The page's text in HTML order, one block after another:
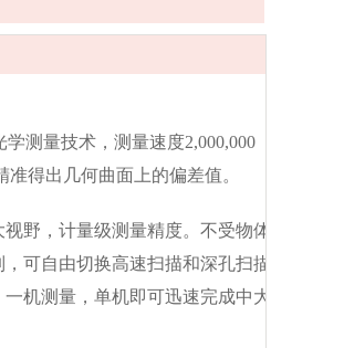
测量技术，测量速度2,000,000
得出几何曲面上的偏差值。
野，计量级测量精度。不受物体
可自由切换高速扫描和深孔扫描
机测量，单机即可迅速完成中大